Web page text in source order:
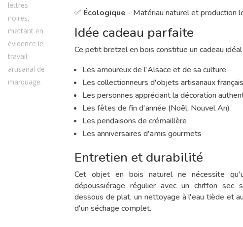
✅ Écologique - Matériau naturel et production
Idée cadeau parfaite
Ce petit bretzel en bois constitue un cadeau idéal
Les amoureux de l'Alsace et de sa culture
Les collectionneurs d'objets artisanaux français
Les personnes appréciant la décoration
Les fêtes de fin d'année (Noël, Nouvel An)
Les pendaisons de crémaillère
Les anniversaires d'amis gourmets
Entretien et durabilité
Cet objet en bois naturel ne nécessite
dépoussiérage régulier avec un chiffon sec
dessous de plat, un nettoyage à l'eau tiède et
d'un séchage complet.